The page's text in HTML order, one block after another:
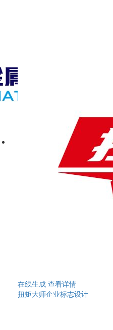
在线生成 查看详情
扭矩大师企业标志设计